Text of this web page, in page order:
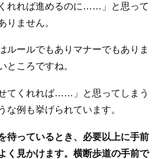
れれば進めるのに……」と思って
りません。
ルールでもありマナーでもありま
ところですね。
てくれれば……」と思ってしまう
な例も挙げられています。
待っているとき、必要以上に手前
く見かけます。横断歩道の手前で